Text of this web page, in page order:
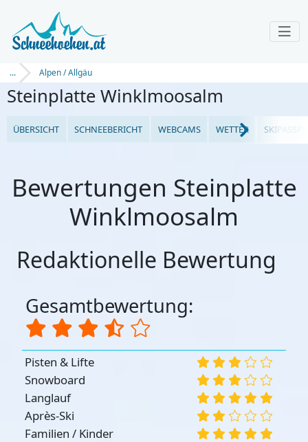
... Alpen / Allgäu
Steinplatte Winklmoosalm
ÜBERSICHT SCHNEEBERICHT WEBCAMS WETTER
Bewertungen Steinplatte
Winklmoosalm
Redaktionelle Bewertung
Gesamtbewertung:
Pisten & Lifte
Snowboard
Langlauf
Après-Ski
Familien / Kinder